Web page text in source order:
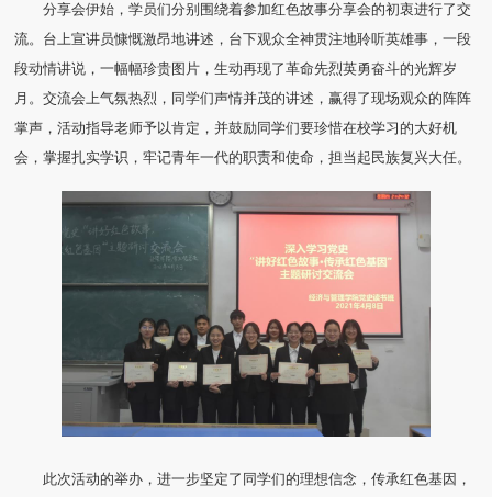
分享会伊始，学员们分别围绕着参加红色故事分享会的初衷进行了交
流。台上宣讲员慷慨激昂地讲述，台下观众全神贯注地聆听英雄事，一段
段动情讲说，一幅幅珍贵图片，生动再现了革命先烈英勇奋斗的光辉岁
月。交流会上气氛热烈，同学们声情并茂的讲述，赢得了现场观众的阵阵
掌声，活动指导老师予以肯定，并鼓励同学们要珍惜在校学习的大好机
会，掌握扎实学识，牢记青年一代的职责和使命，担当起民族复兴大任。
此次活动的举办，进一步坚定了同学们的理想信念，传承红色基因，